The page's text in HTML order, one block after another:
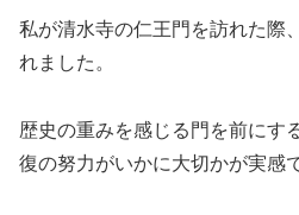
私が清水寺の仁王門を訪れた際
れました。
歴史の重みを感じる門を前にす
復の努力がいかに大切かが実感